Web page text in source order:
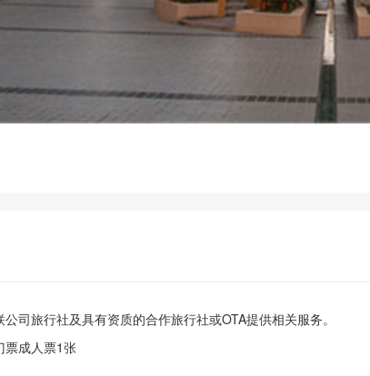
司旅行社及具有资质的合作旅行社或OTA提供相关服务。
票成人票1张